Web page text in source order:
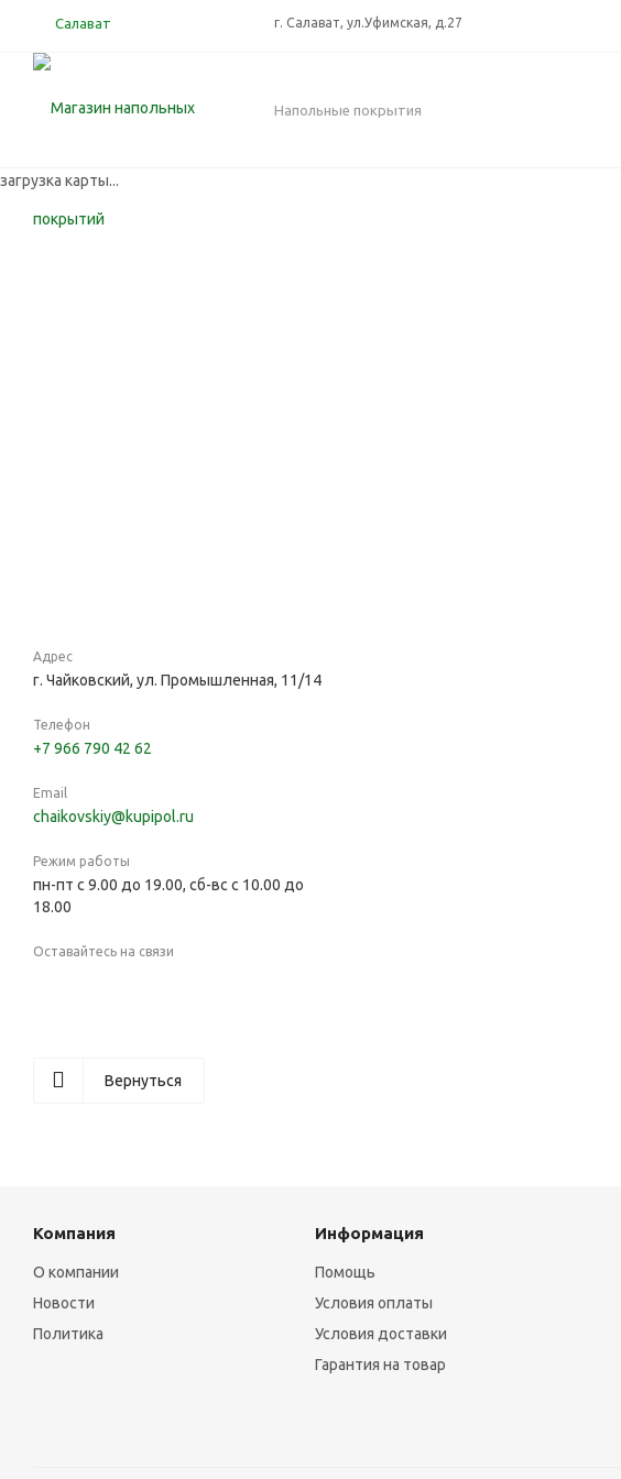
Салават г. Салават, ул.Уфимская, д.27
Напольные покрытия
загрузка карты...
Адрес
г. Чайковский, ул. Промышленная, 11/14
Телефон
+7 966 790 42 62
Email
chaikovskiy@kupipol.ru
Режим работы
пн-пт с 9.00 до 19.00, сб-вс с 10.00 до
18.00
Оставайтесь на связи
Вернуться
Компания
О компании
Новости
Политика
Информация
Помощь
Условия оплаты
Условия доставки
Гарантия на товар